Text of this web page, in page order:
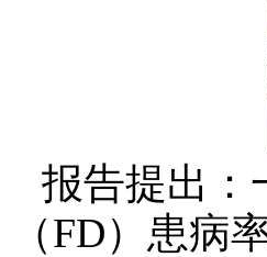
报告提出：
（FD）患病